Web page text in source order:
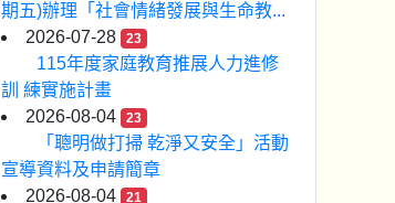
期五)辦理「社會情緒發展與生命教...
2026-07-28
23
115年度家庭教育推展人力進修
訓 練實施計畫
2026-08-04
23
「聰明做打掃 乾淨又安全」活動
宣導資料及申請簡章
2026-08-04
21